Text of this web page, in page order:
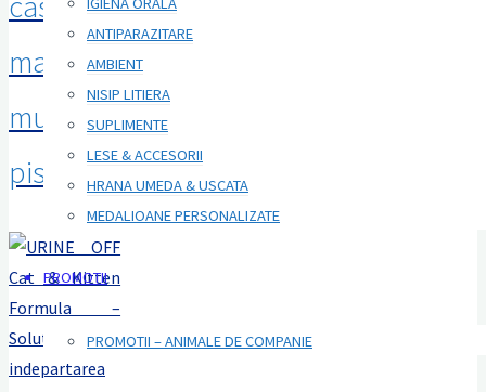
ANTIPARAZITARE
AMBIENT
NISIP LITIERA
SUPLIMENTE
LESE & ACCESORII
HRANA UMEDA & USCATA
MEDALIOANE PERSONALIZATE
PROMOTII
PROMOTII – ANIMALE DE COMPANIE
mai
multe
pisici